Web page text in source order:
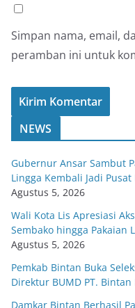
Simpan nama, email,
peramban ini untuk
NEWS
Gubernur Ansar Sambut
Lingga Kembali Jadi
Agustus 5, 2026
Wali Kota Lis Apresiasi
Sembako hingga Pakaian
Agustus 5, 2026
Pemkab Bintan Buka
Direktur BUMD PT. Bintan
Damkar Bintan Berhasil